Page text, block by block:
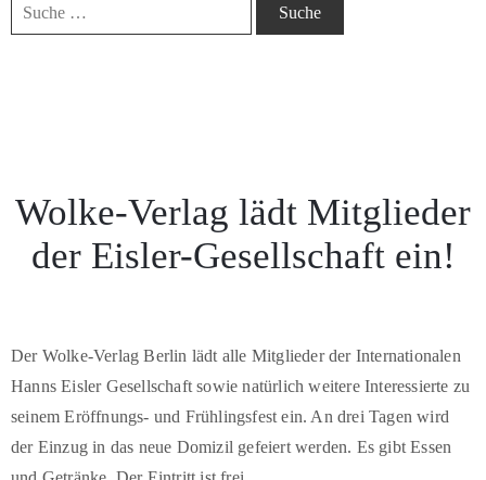
Wolke-Verlag lädt Mitglieder
der Eisler-Gesellschaft ein!
Der Wolke-Verlag Berlin lädt alle Mitglieder der Internationalen
Hanns Eisler Gesellschaft sowie natürlich weitere Interessierte zu
seinem Eröffnungs- und Frühlingsfest ein. An drei Tagen wird
der Einzug in das neue Domizil gefeiert werden. Es gibt Essen